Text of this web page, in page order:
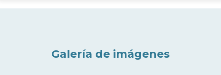
Galería de imágenes